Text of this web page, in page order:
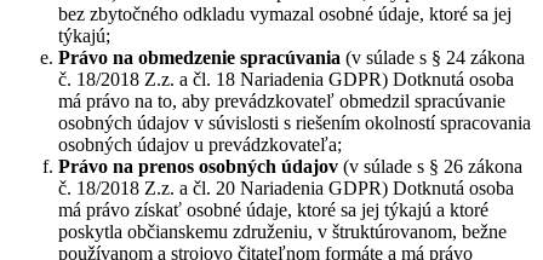
bez zbytočného odkladu vymazal osobné údaje, ktoré sa jej
týkajú;
Právo na obmedzenie spracúvania (v súlade s § 24 zákona
č. 18/2018 Z.z. a čl. 18 Nariadenia GDPR) Dotknutá osoba
má právo na to, aby prevádzkovateľ obmedzil spracúvanie
osobných údajov v súvislosti s riešením okolností spracovania
osobných údajov u prevádzkovateľa;
Právo na prenos osobných údajov (v súlade s § 26 zákona
č. 18/2018 Z.z. a čl. 20 Nariadenia GDPR) Dotknutá osoba
má právo získať osobné údaje, ktoré sa jej týkajú a ktoré
poskytla občianskemu združeniu, v štruktúrovanom, bežne
používanom a strojovo čitateľnom formáte a má právo